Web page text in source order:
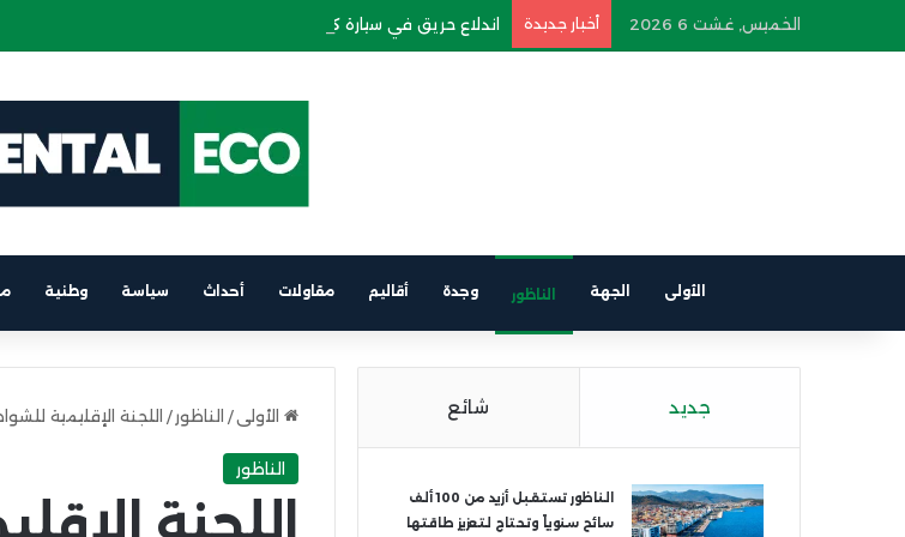
الخميس, غشت 6 2026 أخبار جديدة اندلاع حريق في سيارة كهربائية على متن باخرة الرابط بين برشلونة
الأولى الجهة الناظور وجدة أقاليم مقاولات أحداث سياسة وطنية
الأولى / الناظور / اللجنة الإقليمية
الناظور
اللجنة
جديد شائع
الناظور تستقبل أزيد من 100 ألف
سائح سنوياً وتحتاج لتعزيز طاقتها